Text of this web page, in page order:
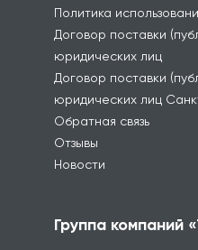
Политика
Договор поставки
юридических лиц
Договор поставки
юридических лиц
Обратная связь
Отзывы
Новости
Группа компаний